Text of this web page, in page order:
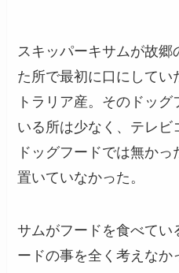
スキッパーキサムが故
た所で最初に口にしてい
トラリア産。そのドッ
いる所は少なく、テレビ
ドッグフードでは無か
置いていなかった。
サムがフードを食べてい
ードの事を全く考えなか